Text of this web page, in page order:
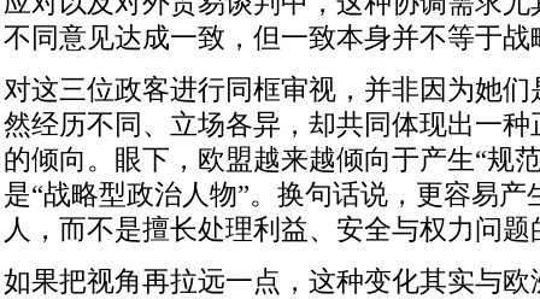
不同意见达成一致，但一致本身并不等于战
对这三位政客进行同框审视，并非因为她
然经历不同、立场各异，却共同体现出一
的倾向。眼下，欧盟越来越倾向于产生“规
是“战略型政治人物”。换句话说，更容易产
人，而不是擅长处理利益、安全与权力问题
如果把视角再拉远一点，这种变化其实与